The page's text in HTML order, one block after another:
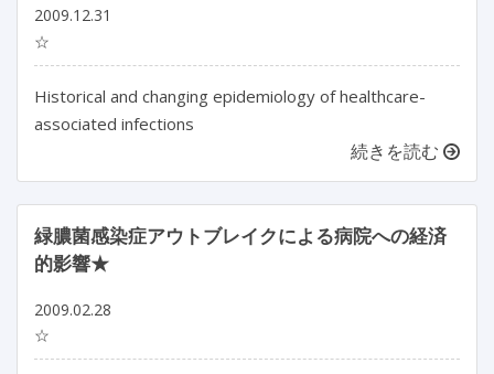
2009.12.31
☆
Historical and changing epidemiology of healthcare-
associated infections
続きを読む
緑膿菌感染症アウトブレイクによる病院への経済
的影響★
2009.02.28
☆